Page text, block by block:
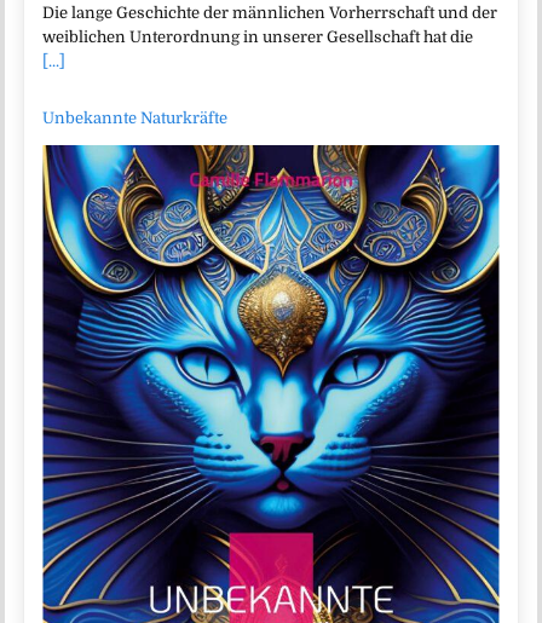
Die lange Geschichte der männlichen Vorherrschaft und der
weiblichen Unterordnung in unserer Gesellschaft hat die
[...]
Unbekannte Naturkräfte